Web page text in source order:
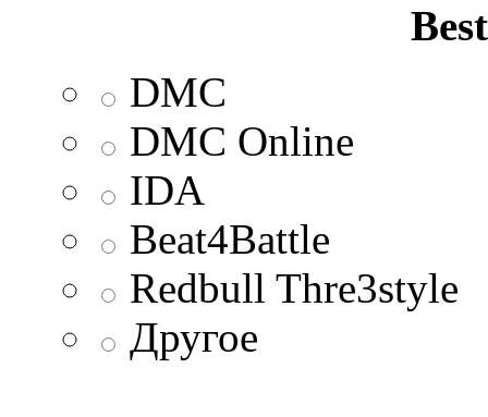
DMC
DMC Online
IDA
Beat4Battle
Redbull Thre3style
Другое